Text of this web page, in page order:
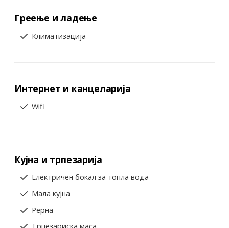
Греење и ладење
Климатизација
Интернет и канцеларија
Wifi
Кујна и трпезарија
Електричен бокал за топла вода
Мала кујна
Рерна